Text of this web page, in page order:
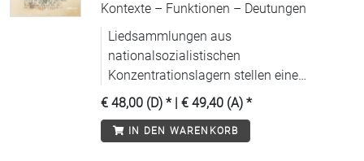
Kontexte – Funktionen – Deutungen
Liedsammlungen aus
nationalsozialistischen
Konzentrationslagern stellen eine
einzigartige Quelle dar, deren
(musik-)historische Bedeutung noch
unzureichend erschlossen ist.
€ 48,00 (D) * | € 49,40 (A) *
IN DEN WARENKORB